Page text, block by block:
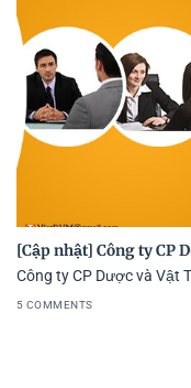
[Cập nhật] Công ty CP
Công ty CP Dược và Vật
5 COMMENTS